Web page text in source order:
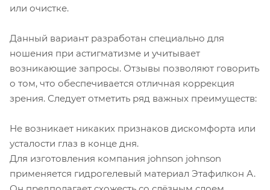
или очистке.
Данный вариант разработан специально для
ношения при астигматизме и учитывает
возникающие запросы. Отзывы позволяют говорить
о том, что обеспечивается отличная коррекция
зрения. Следует отметить ряд важных преимуществ:
Не возникает никаких признаков дискомфорта или
усталости глаз в конце дня.
Для изготовления компания johnson johnson
применяется гидрогелевый материал Этафилкон А.